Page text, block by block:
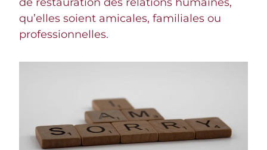
qu’elles soient amicales, familiales ou
professionnelles.